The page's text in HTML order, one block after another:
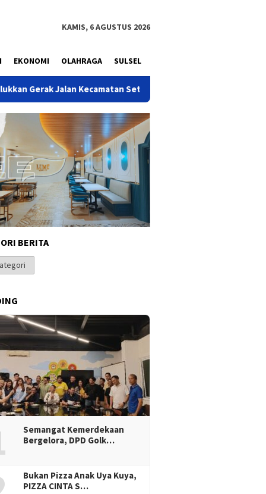
KAMIS, 6 AGUSTUS 2026
EKONOMI OLAHRAGA SULSEL
Peresmian Bedah Rumah BSPS di Makassar,
BERITA
Semangat Kemerdekaan
Bergelora, DPD Golk…
Bukan Pizza Anak Uya Kuya,
PIZZA CINTA S…